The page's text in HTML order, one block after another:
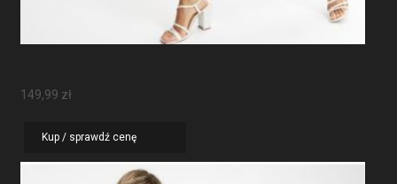
149,99 zł
Kup / sprawdź cenę